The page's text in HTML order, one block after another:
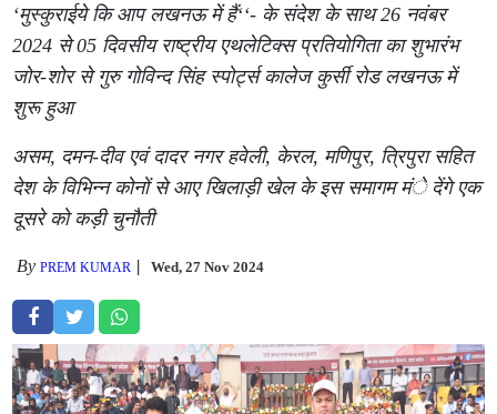
‘मुस्कुराईये कि आप लखनऊ में हैं‘‘- के संदेश के साथ 26 नवंबर
2024 से 05 दिवसीय राष्ट्रीय एथलेटिक्स प्रतियोगिता का शुभारंभ
जोर-शोर से गुरु गोविन्द सिंह स्पोर्ट्स कालेज कुर्सी रोड लखनऊ में
शुरू हुआ
असम, दमन-दीव एवं दादर नगर हवेली, केरल, मणिपुर, त्रिपुरा सहित
देश के विभिन्न कोनों से आए खिलाड़ी खेल के इस समागम मंे देंगे एक
दूसरे को कड़ी चुनौती
ByPREM KUMAR Wed, 27 Nov 2024